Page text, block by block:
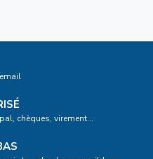
chèques, virement...